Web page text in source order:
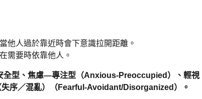
他人過於靠近時會下意識拉開距離。
需要時依靠他人。
全型、焦慮—專注型（Anxious-Preoccupied）、輕視
序／混亂）（Fearful-Avoidant/Disorganized）。